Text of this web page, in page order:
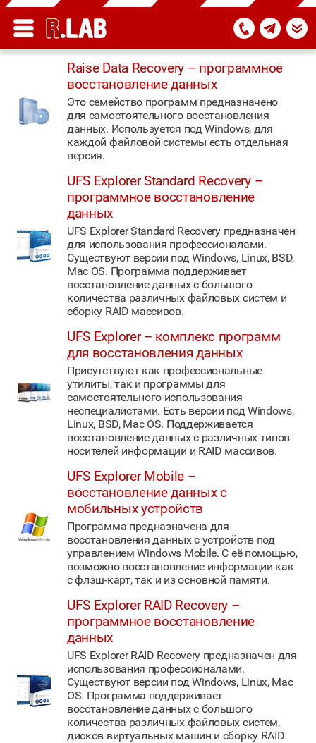
Raise Data Recovery – программное
восстановление данных
Это семейство программ предназначено
для самостоятельного восстановления
данных. Используется под Windows, для
каждой файловой системы есть отдельная
версия.
UFS Explorer Standard Recovery –
программное восстановление
данных
UFS Explorer Standard Recovery предназначен
для использования профессионалами.
Существуют версии под Windows, Linux, BSD,
Mac OS. Программа поддерживает
восстановление данных с большого
количества различных файловых систем и
сборку RAID массивов.
UFS Explorer – комплекс программ
для восстановления данных
Присутствуют как профессиональные
утилиты, так и программы для
самостоятельного использования
неспециалистами. Есть версии под Windows,
Linux, BSD, Mac OS. Поддерживается
восстановление данных с различных типов
носителей информации и RAID массивов.
UFS Explorer Mobile –
восстановление данных с
мобильных устройств
Программа предназначена для
восстановления данных с устройств под
управлением Windows Mobile. С её помощью,
возможно восстановление информации как
с флэш-карт, так и из основной памяти.
UFS Explorer RAID Recovery –
программное восстановление
данных
UFS Explorer RAID Recovery предназначен для
использования профессионалами.
Существуют версии под Windows, Linux, Mac
OS. Программа поддерживает
восстановление данных с большого
количества различных файловых систем,
дисков виртуальных машин и сборку RAID